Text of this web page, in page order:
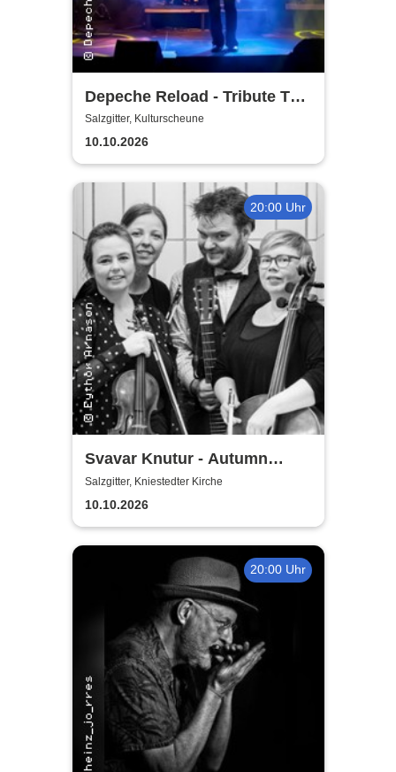
Depeche Reload - Tribute To
Depeche Mode
Salzgitter, Kulturscheune
10.10.2026
20:00 Uhr
Svavar Knutur - Autumn
String Trio Tour
Salzgitter, Kniestedter Kirche
10.10.2026
20:00 Uhr